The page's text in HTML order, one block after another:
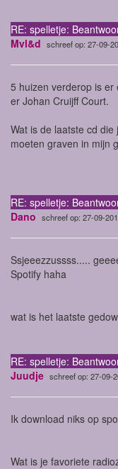
RE: spelletje:
Mvl&d schreef op: 27-09-
5 huizen verderop is
er Johan Cruijff Court.
Wat is de laatste cd
moeten graven in mijn
RE: spelletje:
Dano schreef op: 27-09-
Ssjeeezzussss.....
Spotify haha
wat is het laatste
RE: spelletje:
Juudje schreef op: 27-09-
Ik download niks op
Wat is je favoriete